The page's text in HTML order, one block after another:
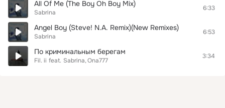
All Of Me (The Boy Oh Boy Mix)
Sabrina
6:33
Angel Boy (Steve! N.A. Remix)(New Remixes)
Sabrina
6:53
По криминальным берегам
Fil. ii feat. Sabrina Ona777
3:34